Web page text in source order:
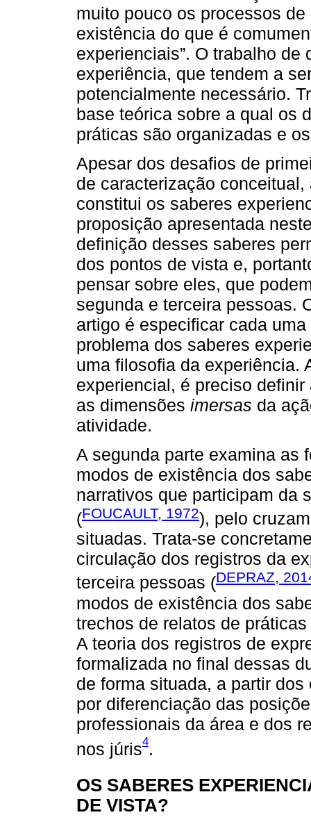
muito pouco os processos
existência do que é
experienciais”. O trabalho
experiência, que tendem a
potencialmente necessário.
base teórica sobre a qual os
práticas são organizadas e
Apesar dos desafios de
de caracterização
constitui os saberes
proposição apresentada
definição desses saberes
dos pontos de vista e,
pensar sobre eles, que
segunda e terceira pessoas.
artigo é especificar cada
problema dos saberes
uma filosofia da experiência.
experiencial, é preciso
as dimensões imersas da
atividade.
A segunda parte examina as
modos de existência dos
narrativos que participam da
(FOUCAULT, 1972), pelo
situadas. Trata-se
circulação dos registros da
terceira pessoas (DEPRAZ,
modos de existência dos
trechos de relatos de
A teoria dos registros de
formalizada no final dessas
de forma situada, a partir
por diferenciação das
professionais da área e dos
nos júris4.
OS SABERES
DE VISTA?